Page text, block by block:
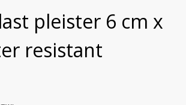
pleister 6 cm x
resistant